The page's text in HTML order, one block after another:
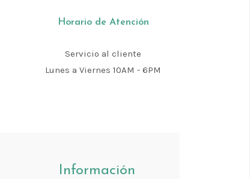
Horario de Atención
Servicio al cliente
Lunes a Viernes 10AM - 6PM
Información